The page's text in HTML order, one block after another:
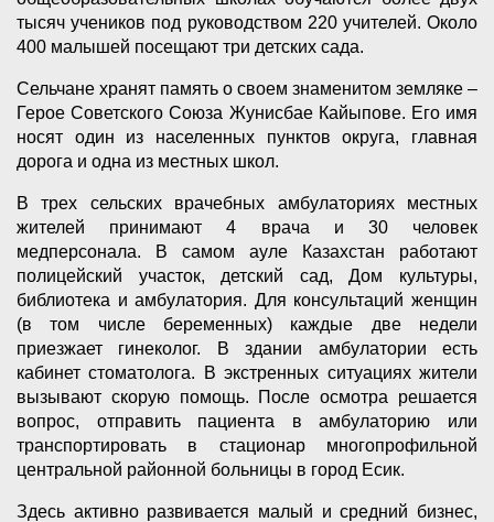
тысяч учеников под руководством 220 учителей. Около
400 малышей посещают три детских сада.
Сельчане хранят память о своем знаменитом земляке –
Герое Советского Союза Жунисбае Кайыпове. Его имя
носят один из населенных пунктов округа, главная
дорога и одна из местных школ.
В трех сельских врачебных амбулаториях местных
жителей принимают 4 врача и 30 человек
медперсонала. В самом ауле Казахстан работают
полицейский участок, детский сад, Дом культуры,
библиотека и амбулатория. Для консультаций женщин
(в том числе беременных) каждые две недели
приезжает гинеколог. В здании амбулатории есть
кабинет стоматолога. В экстренных ситуациях жители
вызывают скорую помощь. После осмотра решается
вопрос, отправить пациента в амбулаторию или
транспортировать в стационар многопрофильной
центральной районной больницы в город Есик.
Здесь активно развивается малый и средний бизнес,